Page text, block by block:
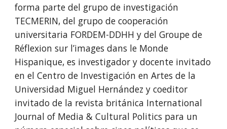
forma parte del grupo de investigación
TECMERIN, del grupo de cooperación
universitaria FORDEM-DDHH y del Groupe de
Réflexion sur l’images dans le Monde
Hispanique, es investigador y docente invitado
en el Centro de Investigación en Artes de la
Universidad Miguel Hernández y coeditor
invitado de la revista británica International
Journal of Media & Cultural Politics para un